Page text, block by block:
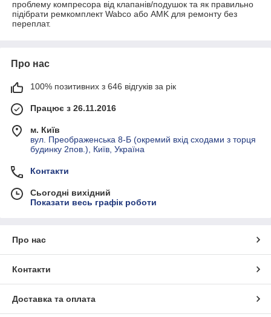
проблему компресора від клапанів/подушок та як правильно
підібрати ремкомплект Wabco або AMK для ремонту без
переплат.
Про нас
100% позитивних з 646 відгуків за рік
Працює з 26.11.2016
м. Київ
вул. Преображенська 8-Б (окремий вхід сходами з торця
будинку 2пов.), Київ, Україна
Контакти
Сьогодні вихідний
Показати весь графік роботи
Про нас
Контакти
Доставка та оплата